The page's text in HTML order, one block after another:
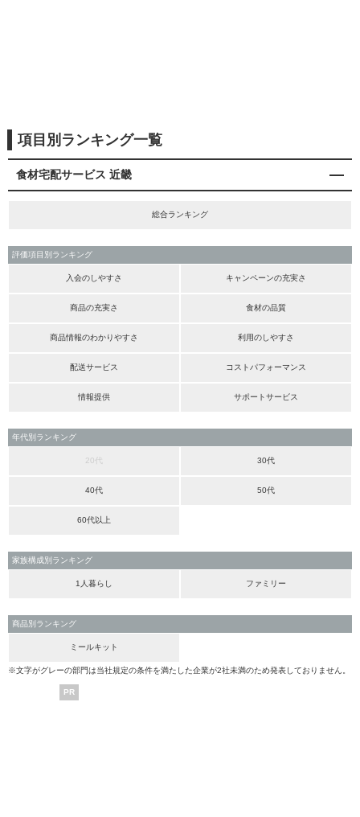
項目別ランキング一覧
食材宅配サービス 近畿
総合ランキング
評価項目別ランキング
入会のしやすさ キャンペーンの充実さ
商品の充実さ 食材の品質
商品情報のわかりやすさ 利用のしやすさ
配送サービス コストパフォーマンス
情報提供 サポートサービス
年代別ランキング
20代 30代
40代 50代
60代以上
家族構成別ランキング
1人暮らし ファミリー
商品別ランキング
ミールキット
※文字がグレーの部門は当社規定の条件を満たした企業が2社未満のため発表しておりません。
PR